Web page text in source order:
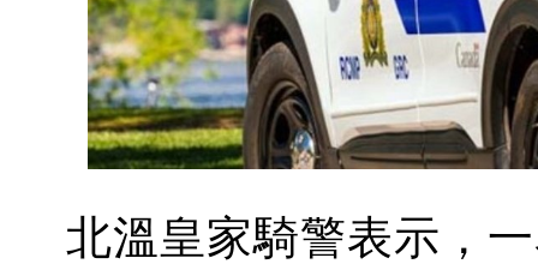
北溫皇家騎警表示，